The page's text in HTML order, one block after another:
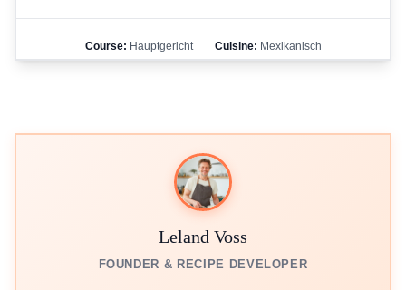
Course: Hauptgericht Cuisine: Mexikanisch
Leland Voss
FOUNDER & RECIPE DEVELOPER